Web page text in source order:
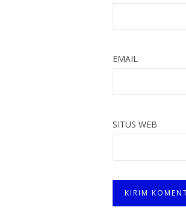
EMAIL
SITUS WEB